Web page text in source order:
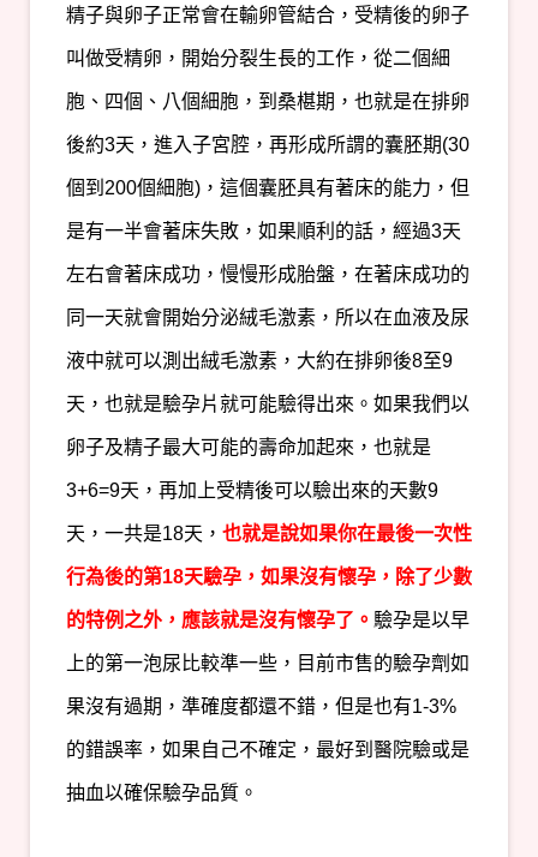
精子與卵子正常會在輸卵管結合，受精後的卵子
叫做受精卵，開始分裂生長的工作，從二個細
胞、四個、八個細胞，到桑椹期，也就是在排卵
後約3天，進入子宮腔，再形成所謂的囊胚期(30
個到200個細胞)，這個囊胚具有著床的能力，但
是有一半會著床失敗，如果順利的話，經過3天
左右會著床成功，慢慢形成胎盤，在著床成功的
同一天就會開始分泌絨毛激素，所以在血液及尿
液中就可以測出絨毛激素，大約在排卵後8至9
天，也就是驗孕片就可能驗得出來。如果我們以
卵子及精子最大可能的壽命加起來，也就是
3+6=9天，再加上受精後可以驗出來的天數9
天，一共是18天， 也就是說如果你在最後一次性
行為後的第18天驗孕，如果沒有懷孕，除了少數
的特例之外，應該就是沒有懷孕了。 驗孕是以早
上的第一泡尿比較準一些，目前市售的驗孕劑如
果沒有過期，準確度都還不錯，但是也有1-3%
的錯誤率，如果自己不確定，最好到醫院驗或是
抽血以確保驗孕品質。